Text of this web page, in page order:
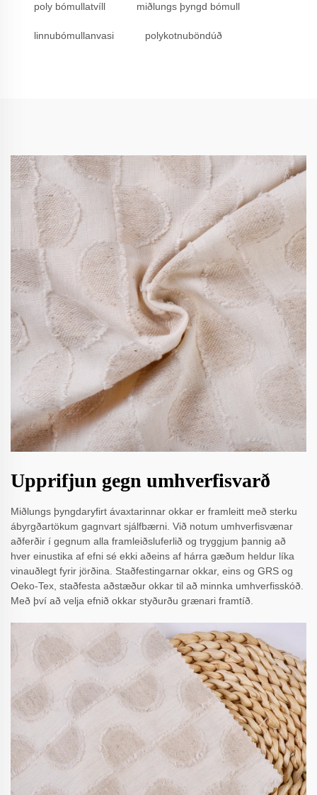
poly bómullatvíll miðlungs þyngd bómull
linnubómullanvasi polykotnuböndúð
Upprifjun gegn umhverfisvarð
Miðlungs þyngdaryfirt ávaxtarinnar okkar er framleitt með sterku
ábyrgðartökum gagnvart sjálfbærni. Við notum umhverfisvænar
aðferðir í gegnum alla framleiðsluferlið og tryggjum þannig að
hver einustika af efni sé ekki aðeins af hárra gæðum heldur líka
vinauðlegt fyrir jörðina. Staðfestingarnar okkar, eins og GRS og
Oeko-Tex, staðfesta aðstæður okkar til að minnka umhverfisskóð.
Með því að velja efnið okkar styðurðu grænari framtíð.